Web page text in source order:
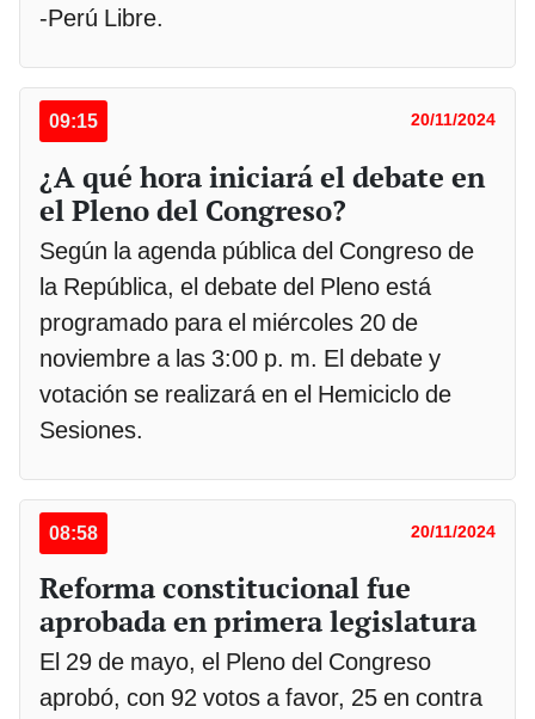
-Perú Libre.
09:15 20/11/2024
¿A qué hora iniciará el debate en
el Pleno del Congreso?
Según la agenda pública del Congreso de
la República, el debate del Pleno está
programado para el miércoles 20 de
noviembre a las 3:00 p. m. El debate y
votación se realizará en el Hemiciclo de
Sesiones.
08:58 20/11/2024
Reforma constitucional fue
aprobada en primera legislatura
El 29 de mayo, el Pleno del Congreso
aprobó, con 92 votos a favor, 25 en contra